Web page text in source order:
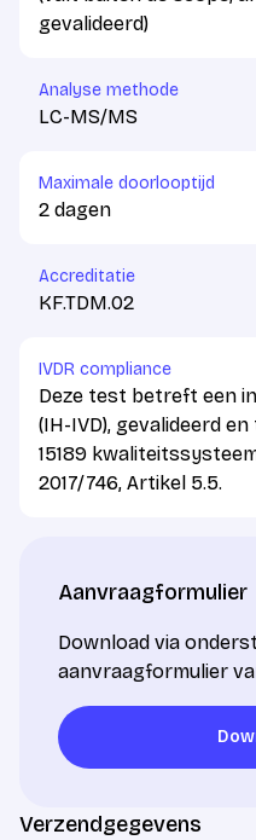
gevalideerd)
Analyse methode
LC-MS/MS
Maximale doorlooptijd
2 dagen
Accreditatie
KF.TDM.02
IVDR compliance
Deze test betreft een
(IH-IVD), gevalideerd
15189
2017/746, Artikel 5.5.
Aanvraagformulier
Download via
aanvraagformulier
Verzendgegevens